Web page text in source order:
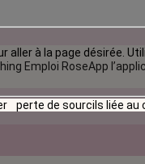
Emploi RoseApp
à la page désirée.
perte de sourcils liée au